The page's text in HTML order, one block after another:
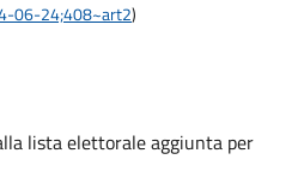
06-24;408~art2)
lista elettorale aggiunta per